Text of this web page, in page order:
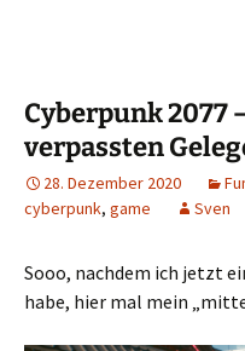
Cyberpunk 2077
verpassten
28. Dezember 2020
cyberpunk, game Sven
Sooo, nachdem ich jetzt
habe, hier mal mein